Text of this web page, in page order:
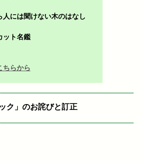
人には聞けない木のはなし
ット名鑑
ちらから
ク」のお詫びと訂正